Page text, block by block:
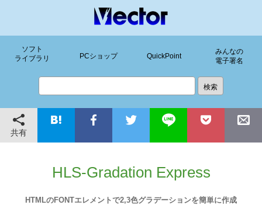
ソフト
ライブラリ
PCショップ QuickPoint
みんなの
電子署名
共有
HLS-Gradation Express
HTMLのFONTエレメントで2,3色グラデーションを簡単に作成